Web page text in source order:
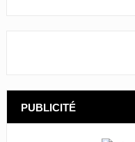
PUBLICITÉ